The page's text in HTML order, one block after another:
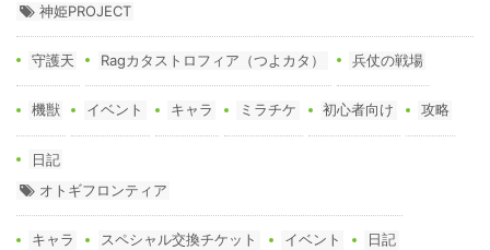
神姫PROJECT
守護天 Ragカタストロフィア（つよカタ） 兵仗の戦場
機獣 イベント キャラ ミラチケ 初心者向け 攻略
日記
オトギフロンティア
キャラ スペシャル交換チケット イベント 日記